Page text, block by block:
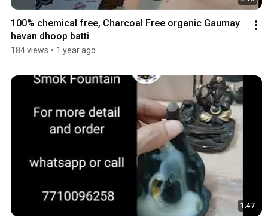
100% chemical free, Charcoal Free organic Gaumay
havan dhoop batti
184 views • 1 year ago
1:47